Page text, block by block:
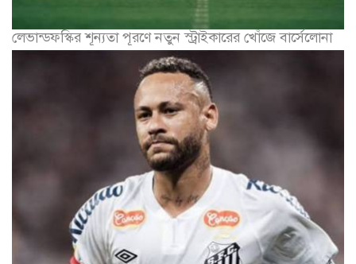
লেভান্ডফস্কির শূন্যতা পূরণে নতুন স্ট্রাইকারের খোঁজে বার্সেলোনা